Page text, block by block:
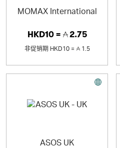
MOMAX International
HKD10 = 2.75
非促销期 HKD10 = 1.5
ASOS UK